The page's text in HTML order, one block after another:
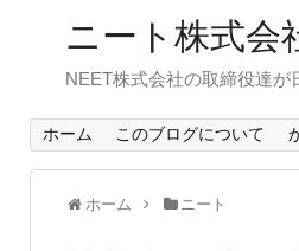
ニート株式会
NEET株式会社の取締役達が
ホーム このブログについて
ホーム ニート